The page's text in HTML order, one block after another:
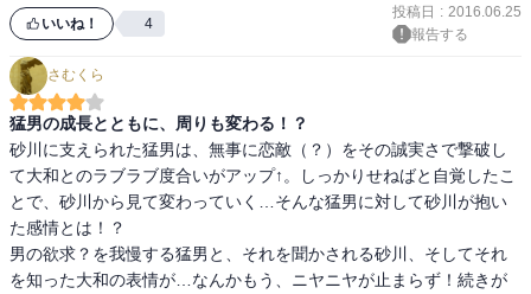
３話目は大和の学校での文化祭の話です。
4話目は猛男の大和への想いが強くなってきた話です。
これはもう大変です。猛男の反応がおかしいです。次回に続きます
がすごい楽しみです。
いいね！ 4
投稿日 : 2016.06.25
報告する
さむくら
猛男の成長とともに、周りも変わる！？
砂川に支えられた猛男は、無事に恋敵（？）をその誠実さで撃破し
て大和とのラブラブ度合いがアップ↑。しっかりせねばと自覚したこ
とで、砂川から見て変わっていく…そんな猛男に対して砂川が抱い
た感情とは！？
男の欲求？を我慢する猛男と、それを聞かされる砂川、そしてそれ
を知った大和の表情が…なんかもう、ニヤニヤが止まらず！続きが